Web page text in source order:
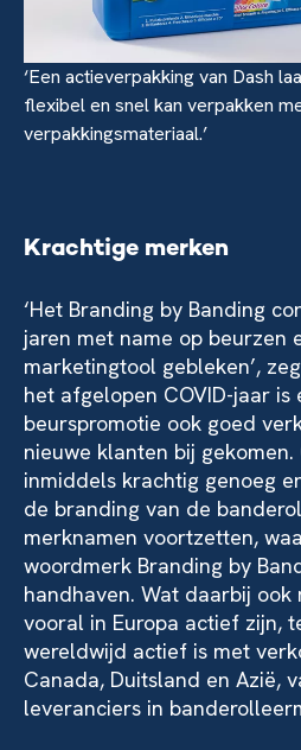
‘Een actieverpakking van Dash
flexibel en snel kan verpakken
verpakkingsmateriaal.’
Krachtige merken
‘Het Branding by Banding
jaren met name op beurzen
marketingtool gebleken’,
het afgelopen COVID-jaar
beurspromotie ook goed
nieuwe klanten bij
inmiddels krachtig genoeg
de branding van de
merknamen voortzetten,
woordmerk Branding by
handhaven. Wat daarbij ook
vooral in Europa actief zijn,
wereldwijd actief is met
Canada, Duitsland en Azië,
leveranciers in